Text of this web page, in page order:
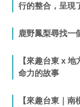
行的整合，呈現
鹿野鳳梨尋找一
【來趣台東 x
命力的故事
【來趣台東｜南